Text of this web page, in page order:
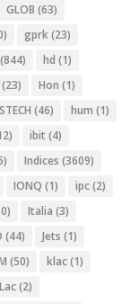
GLOB (63)
gprk(23)
(844) hd (1)
(23) Hon (1)
(46) hum (1)
ibit (4)
Indices (3609)
IONQ (1) ipc(2)
Italia (3)
(44) Jets (1)
(50) klac(1)
Lac(2)